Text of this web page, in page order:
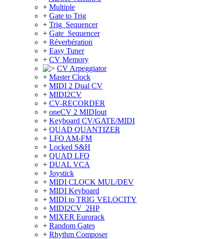
+ Multiple
+ Gate to Trig
+ Trig_Sequencer
+ Gate_Sequencer
+ Réverbération
+ Easy Tuner
+ CV Memory
CV Arpeggiator
+ Master Clock
+ MIDI 2 Dual CV
+ MIDI2CV
+ CV-RECORDER
+ oneCV 2 MIDIout
+ Keyboard CV/GATE/MIDI
+ QUAD QUANTIZER
+ LFO AM-FM
+ Locked S&H
+ QUAD LFO
+ DUAL VCA
+ Joystick
+ MIDI CLOCK MUL/DEV
+ MIDI Keyboard
+ MIDI to TRIG VELOCITY
+ MIDI2CV_2HP
+ MIXER Eurorack
+ Random Gates
+ Rhythm Composer